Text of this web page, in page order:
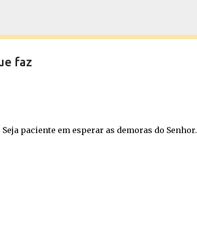
faz
paciente em esperar as demoras do Senhor.